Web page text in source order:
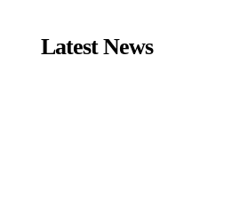
Latest News